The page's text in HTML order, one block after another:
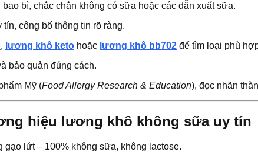
bì, chắc chắn không có sữa hoặc các dẫn xuất sữa.
công bố thông tin rõ ràng.
, lương khô keto hoặc lương khô bb702 để tìm loại phù
bảo quản đúng cách.
Mỹ (Food Allergy Research & Education), đọc nhãn
hiệu lương khô không sữa uy tín
lứt – 100% không sữa, không lactose.